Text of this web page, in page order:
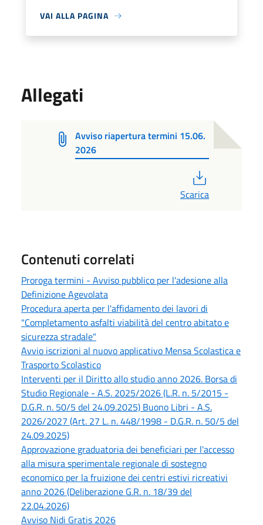
VAI ALLA PAGINA
Allegati
Avviso riapertura termini 15.06.
2026
Scarica
Contenuti correlati
Proroga termini - Avviso pubblico per l'adesione alla
Definizione Agevolata
Procedura aperta per l'affidamento dei lavori di
"Completamento asfalti viabilità del centro abitato e
sicurezza stradale"
Avvio iscrizioni al nuovo applicativo Mensa Scolastica e
Trasporto Scolastico
Interventi per il Diritto allo studio anno 2026. Borsa di
Studio Regionale - A.S. 2025/2026 (L.R. n. 5/2015 -
D.G.R. n. 50/5 del 24.09.2025) Buono Libri - A.S.
2026/2027 (Art. 27 L. n. 448/1998 - D.G.R. n. 50/5 del
24.09.2025)
Approvazione graduatoria dei beneficiari per l'accesso
alla misura sperimentale regionale di sostegno
economico per la fruizione dei centri estivi ricreativi
anno 2026 (Deliberazione G.R. n. 18/39 del
22.04.2026)
Avviso Nidi Gratis 2026